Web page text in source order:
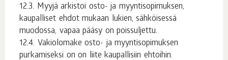
Myyjä arkistoi osto- ja myyntisopimuksen,
kaupalliset ehdot mukaan lukien, sähköisessä
muodossa, vapaa pääsy on poissuljettu.
Vakiolomake osto- ja myyntisopimuksen
purkamiseksi on on liite kaupallisiin ehtoihin.